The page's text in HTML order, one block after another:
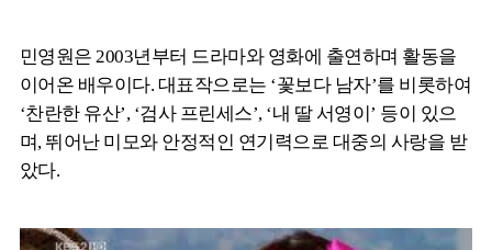
민영원은 2003년부터 드라마와 영화에 출연하며 활동을
이어온 배우이다. 대표작으로는 ‘꽃보다 남자’를 비롯하여
‘찬란한 유산’, ‘검사 프린세스’, ‘내 딸 서영이’ 등이 있으
며, 뛰어난 미모와 안정적인 연기력으로 대중의 사랑을 받
았다.